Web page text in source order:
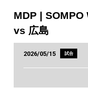
MDP | SOMPO
vs 広島
2026/05/15 試合